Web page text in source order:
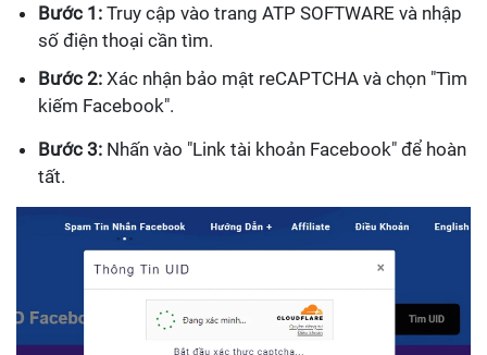
Bước 1: Truy cập vào trang ATP SOFTWARE và nhập
số điện thoại cần tìm.
Bước 2: Xác nhận bảo mật reCAPTCHA và chọn "Tìm
kiếm Facebook".
Bước 3: Nhấn vào "Link tài khoản Facebook" để hoàn
tất.